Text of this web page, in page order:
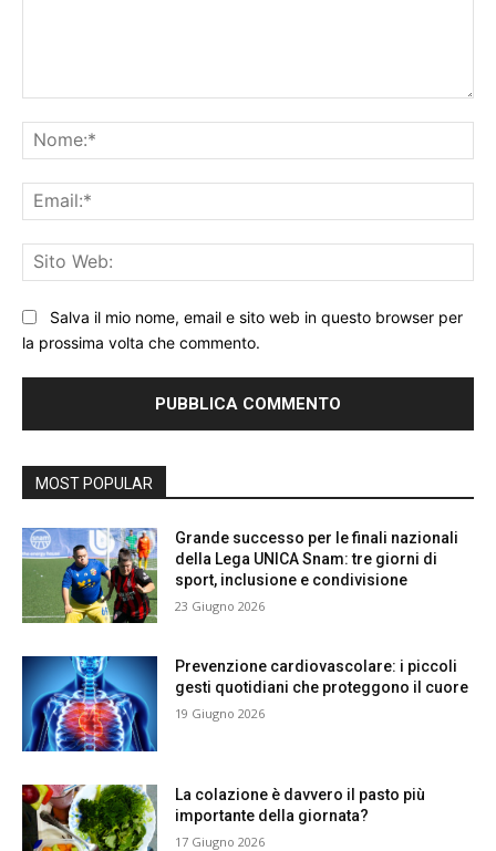
Salva il mio nome, email e sito web in questo browser per
la prossima volta che commento.
MOST POPULAR
Grande successo per le finali nazionali
della Lega UNICA Snam: tre giorni di
sport, inclusione e condivisione
23 Giugno 2026
Prevenzione cardiovascolare: i piccoli
gesti quotidiani che proteggono il cuore
19 Giugno 2026
La colazione è davvero il pasto più
importante della giornata?
17 Giugno 2026